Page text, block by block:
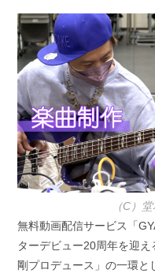
開
日:
テ
ゴ
リ
（C）
無料動画配信サービス「
ターデビュー20周年を迎
剛プロデュース」の一環と